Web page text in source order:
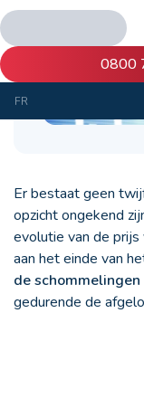
0800
FR
Er bestaat geen
opzicht ongekend
evolutie van de
aan het einde van
de
gedurende de